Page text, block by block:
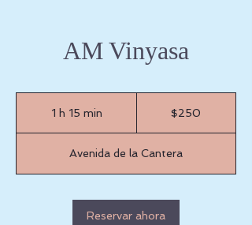
AM Vinyasa
1 h 15 min
5
i
n
mexicanos$250
Avenida de la Cantera
Reservar ahora